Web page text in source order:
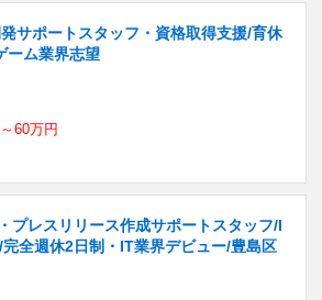
サポートスタッフ・資格取得支援/育休
ーム業界志望
60万円
プレスリリース作成サポートスタッフ/I
全週休2日制・IT業界デビュー/豊島区